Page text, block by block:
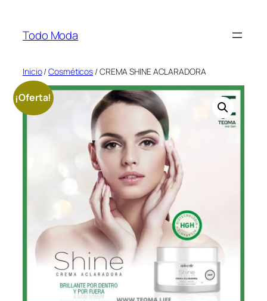
contenido
Todo Moda
Inicio/Cosméticos / CREMA SHINE ACLARADORA
¡Oferta!